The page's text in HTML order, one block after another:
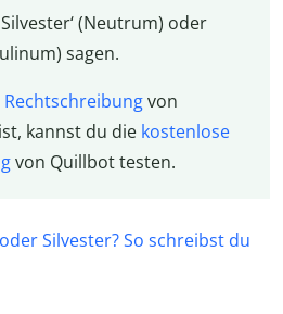
(Neutrum) oder
sagen.
Rechtschreibungvon
kannst du die kostenlose
von Quillbot testen.
Silvester? So schreibst du